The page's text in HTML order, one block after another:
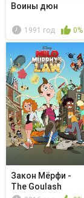
Воины дюн
1991 год 0%
Закон Мёрфи -
The Goulash